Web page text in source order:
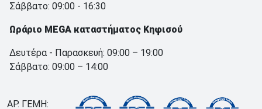
Σάββατο: 09:00 - 16:30
Ωράριο MEGA καταστήματος Κηφισού
Δευτέρα - Παρασκευή: 09:00 – 19:00
Σάββατο: 09:00 – 14:00
ΑΡ. ΓΕΜΗ: